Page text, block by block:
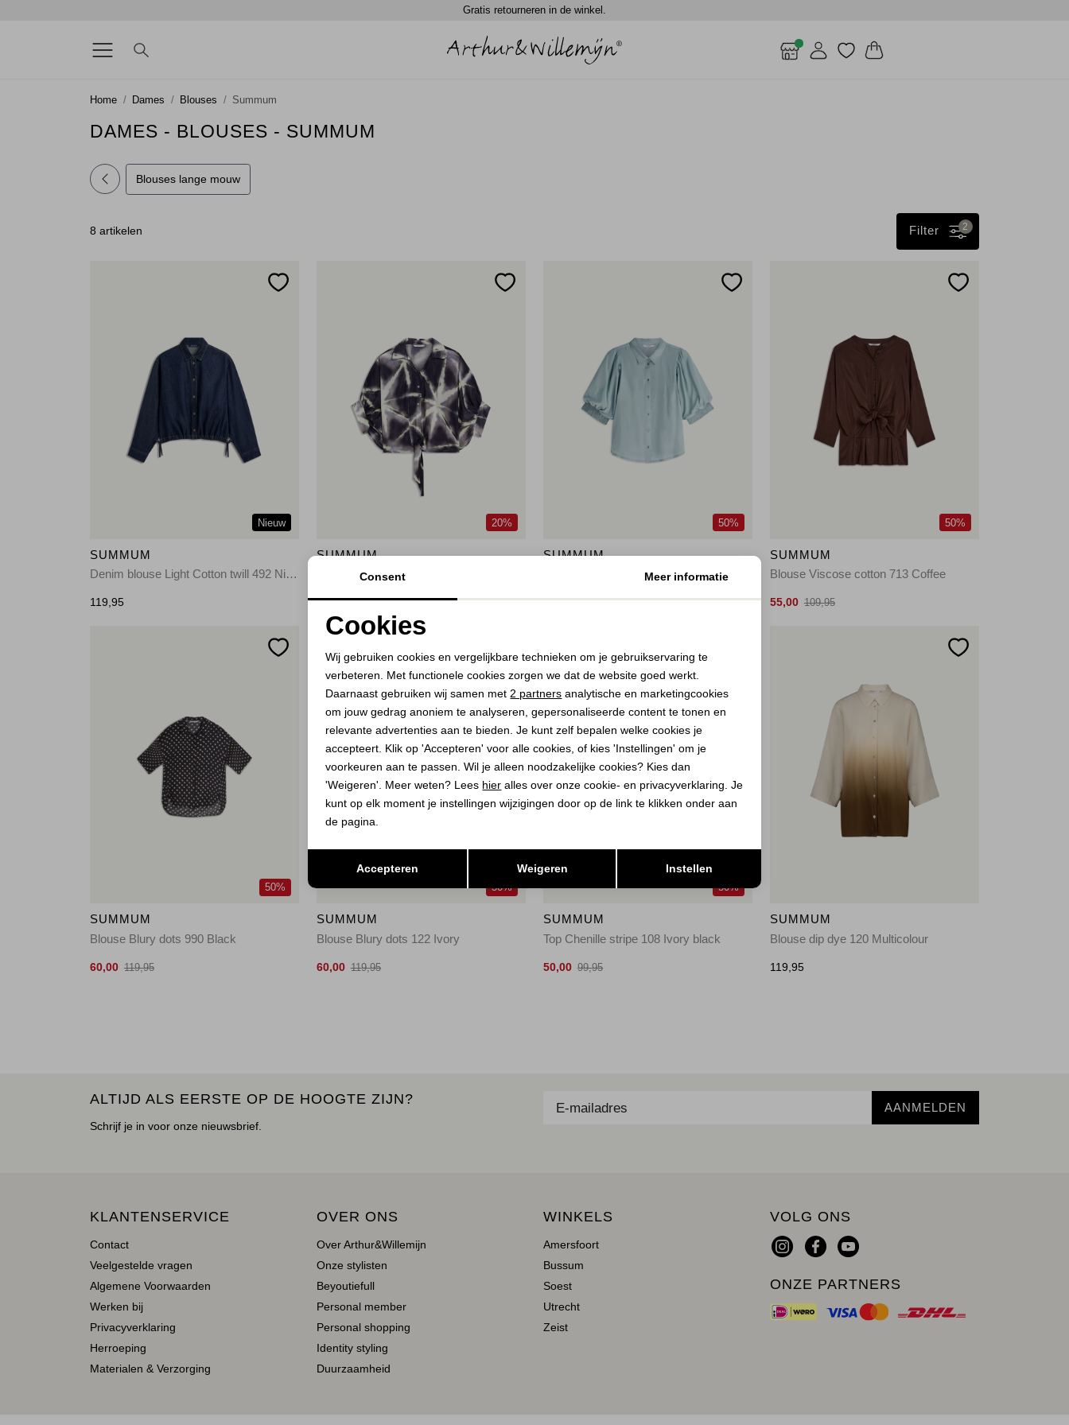
Gratis retourneren in de winkel.
Home Dames Blouses Summum
DAMES - BLOUSES - SUMMUM
Blouses lange mouw
8 artikelen 2
Filter
Nieuw
SUMMUM
Denim blouse Light Cotton twill 492 Night blue denim
119,95
20%
SUMMUM
Blouse Tie dye cotton 413 Blue Noir
96,00 119,95
50%
SUMMUM
Blouse Viscose cotton 431 Glacier blue
55,00 109,95
50%
SUMMUM
Blouse Viscose cotton 713 Coffee
55,00 109,95
50%
SUMMUM
Blouse Blury dots 990 Black
60,00 119,95
50%
SUMMUM
Blouse Blury dots 122 Ivory
60,00 119,95
50%
SUMMUM
Top Chenille stripe 108 Ivory black
50,00 99,95
SUMMUM
Blouse dip dye 120 Multicolour
119,95
ALTIJD ALS EERSTE OP DE HOOGTE ZIJN?
Schrijf je in voor onze nieuwsbrief.
AANMELDEN
KLANTENSERVICE
Contact
Veelgestelde vragen
Algemene Voorwaarden
Werken bij
Privacyverklaring
Herroeping
Materialen & Verzorging
OVER ONS
Over Arthur&Willemijn
Onze stylisten
Beyoutiefull
Personal member
Personal shopping
Identity styling
Duurzaamheid
WINKELS
Amersfoort
Bussum
Soest
Utrecht
Zeist
VOLG ONS
ONZE PARTNERS
Analytische cookies Marketing cookies
Consent Meer informatie
Cookies
Wij gebruiken cookies en vergelijkbare technieken om je gebruikservaring te
verbeteren. Met functionele cookies zorgen we dat de website goed werkt.
Daarnaast gebruiken wij samen met 2 partners analytische en marketingcookies
om jouw gedrag anoniem te analyseren, gepersonaliseerde content te tonen en
relevante advertenties aan te bieden. Je kunt zelf bepalen welke cookies je
accepteert. Klik op 'Accepteren' voor alle cookies, of kies 'Instellingen' om je
voorkeuren aan te passen. Wil je alleen noodzakelijke cookies? Kies dan
'Weigeren'. Meer weten? Lees hier alles over onze cookie- en privacyverklaring. Je
kunt op elk moment je instellingen wijzigingen door op de link te klikken onder aan
de pagina.
Accepteren Weigeren Instellen